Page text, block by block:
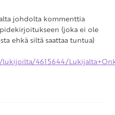
johdolta kommenttia
(joka ei ole
ehkä siltä saattaa tuntua)
4615644/